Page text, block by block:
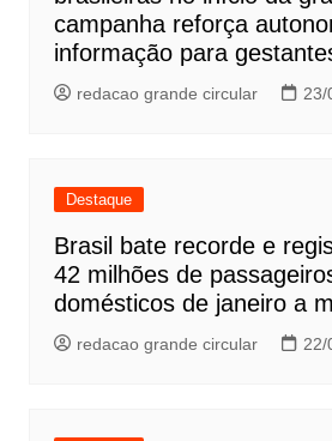
campanha reforça
informação para
redacao grande circular 23/
Destaque
Brasil bate recorde e
42 milhões de
domésticos de janeiro a
redacao grande circular 22/